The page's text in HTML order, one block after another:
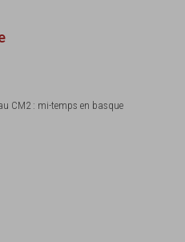
CM2 : mi-temps en basque